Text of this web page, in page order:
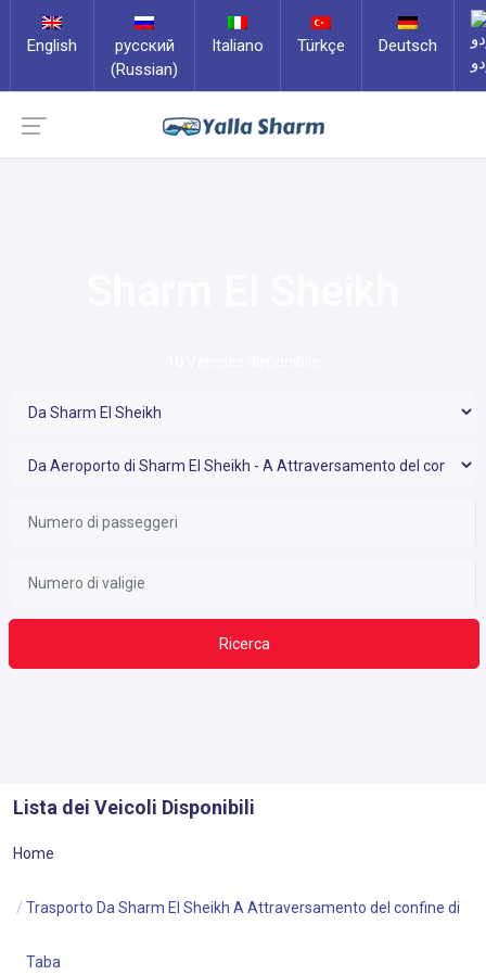
English
русский
(Russian)
Italiano Türkçe
Deutsch
Ricerca
Lista dei Veicoli Disponibili
Home
Trasporto Da Sharm El Sheikh A Attraversamento del confine di
Taba